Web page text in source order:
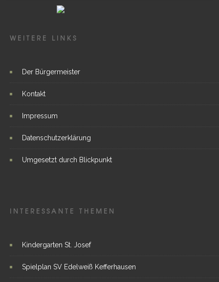
WEITERE LINKS
Der Bürgermeister
Kontakt
Impressum
Datenschutzerklärung
Umgesetzt durch Blickpunkt
INTERESSANTE THEMEN
Kindergarten St. Josef
Spielplan SV Edelweiß Kefferhausen